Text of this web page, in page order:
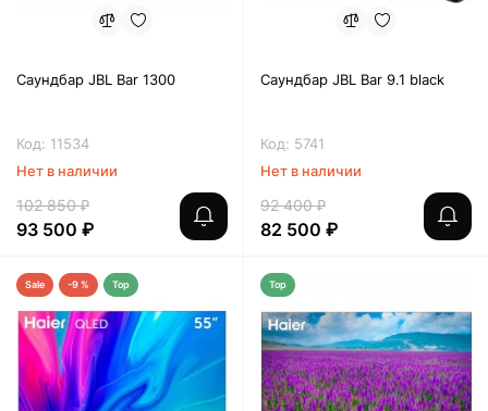
Саундбар JBL Bar 1300
Код: 11534
Нет в наличии
102 850 ₽
93 500 ₽
Саундбар JBL Bar 9.1 black
Код: 5741
Нет в наличии
92 400 ₽
82 500 ₽
Sale -9 % Top Top